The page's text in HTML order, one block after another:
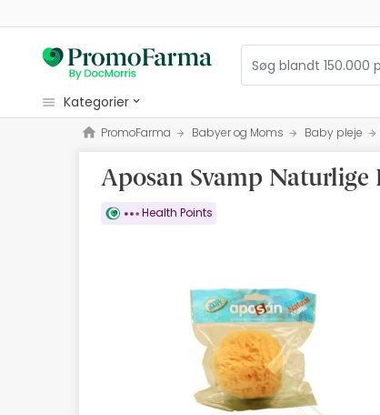
kategorier
kosmetiske
sundhed
hygiejne
PromoFarma Babyer og Moms Baby pleje
Aposan Svamp Naturlige
Health Points